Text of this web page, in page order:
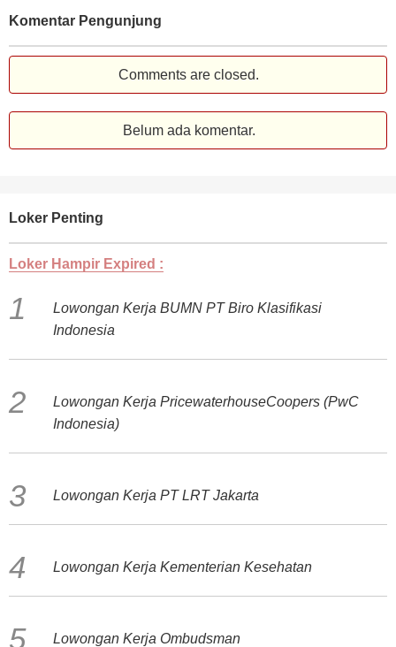
Komentar Pengunjung
Comments are closed.
Belum ada komentar.
Loker Penting
Loker Hampir Expired :
Lowongan Kerja BUMN PT Biro Klasifikasi
Indonesia
Lowongan Kerja PricewaterhouseCoopers (PwC
Indonesia)
Lowongan Kerja PT LRT Jakarta
Lowongan Kerja Kementerian Kesehatan
Lowongan Kerja Ombudsman